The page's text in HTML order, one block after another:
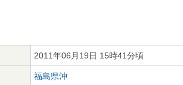
2011年06月19日 15時41分頃
福島県沖